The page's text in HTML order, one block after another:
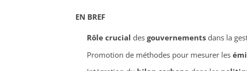
EN BREF
Rôle crucial des gouvernementsdans la
Promotion de méthodes pour mesurer les